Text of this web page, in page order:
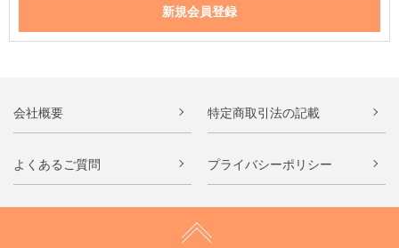
会社概要 特定商取引法の記載
よくあるご質問 プライバシーポリシー